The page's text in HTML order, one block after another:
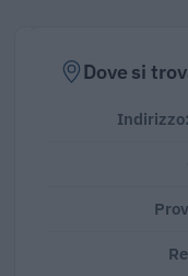
Dove si
Indirizzo: